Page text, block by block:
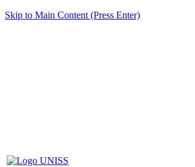
Skip to Main Content (Press Enter)